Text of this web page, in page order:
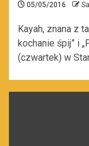
05/05/2016
Kayah, znana z
kochanie śpij” i
(czwartek) w